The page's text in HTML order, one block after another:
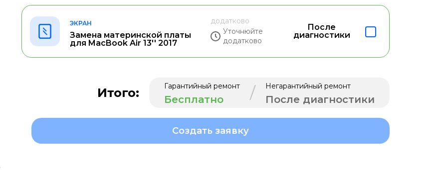
ЭКРАН
Замена материнской платы
для MacBook Air 13'' 2017
додатково
Уточнюйте
додатково
После
диагностики
Итого: Гарантийный ремонт
Бесплатно / Негарантийный ремонт
После диагностики
Создать заявку